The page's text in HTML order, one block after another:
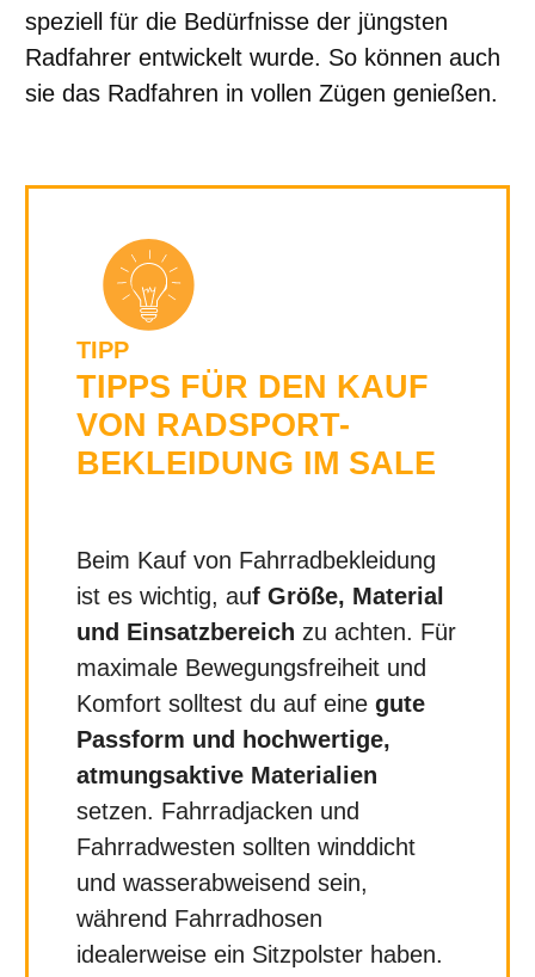
speziell für die Bedürfnisse der jüngsten
Radfahrer entwickelt wurde. So können auch
sie das Radfahren in vollen Zügen genießen.
TIPP
TIPPS FÜR DEN KAUF
VON RADSPORT-
BEKLEIDUNG IM SALE
Beim Kauf von Fahrradbekleidung
ist es wichtig, auf Größe, Material
und Einsatzbereich zu achten. Für
maximale Bewegungsfreiheit und
Komfort solltest du auf eine gute
Passform und hochwertige,
atmungsaktive Materialien
setzen. Fahrradjacken und
Fahrradwesten sollten winddicht
und wasserabweisend sein,
während Fahrradhosen
idealerweise ein Sitzpolster haben.